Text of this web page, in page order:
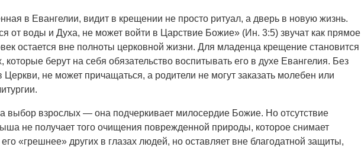
в Евангелии, видит в крещении не просто ритуал, а дверь в новую жизнь.
от воды и Духа, не может войти в Царствие Божие» (Ин. 3:5) звучат как прямое
остается вне полноты церковной жизни. Для младенца крещение становится
берут на себя обязательство воспитывать его в духе Евангелия. Без
Церкви, не может причащаться, а родители не могут заказать молебен или
выбор взрослых — она подчеркивает милосердие Божие. Но отсутствие
не получает того очищения поврежденной природы, которое снимает
«грешнее» других в глазах людей, но оставляет вне благодатной защиты,